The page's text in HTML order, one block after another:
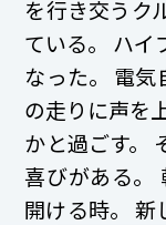
を行き交うク
ている。
ハイ
なった。
電気
の走りに声を
かと過ごす。
喜びがある。
開ける時。 新